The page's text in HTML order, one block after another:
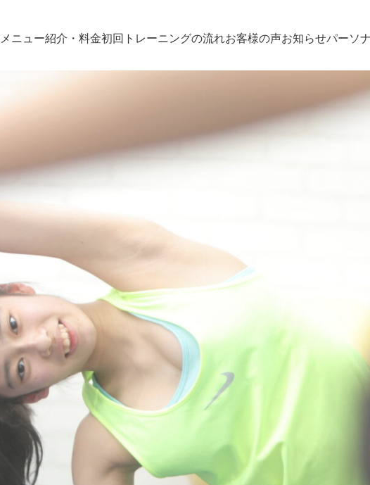
メニュー紹介・料金初回トレーニングの流れお客様の声お知らせパーソ